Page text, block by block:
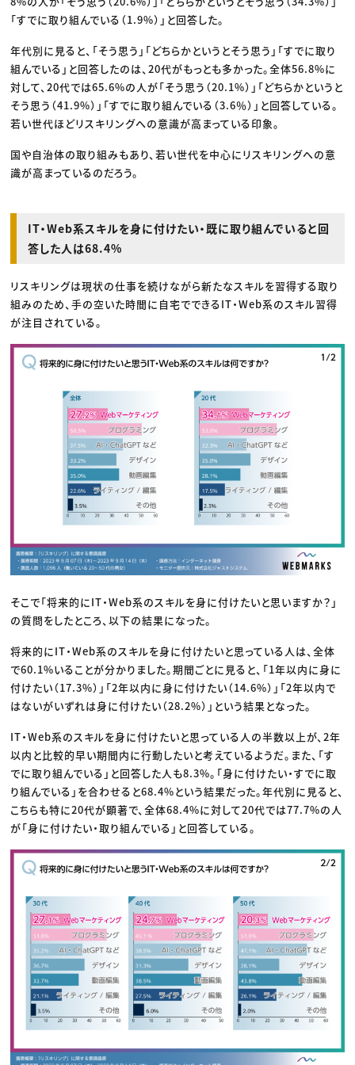
「すでに取り組んでいる（1.9%）」と回答した。
年代別に見ると、「そう思う」「どちらかというとそう思う」「すでに取り
組んでいる」と回答したのは、20代がもっとも多かった。全体56.8%に
対して、20代では65.6%の人が「そう思う（20.1%）」「どちらかというと
そう思う（41.9%）」「すでに取り組んでいる（3.6％）」と回答している。
若い世代ほどリスキリングへの意識が高まっている印象。
国や自治体の取り組みもあり、若い世代を中心にリスキリングへの意
識が高まっているのだろう。
IT・Web系スキルを身に付けたい・既に取り組んでいると回
答した人は68.4%
リスキリングは現状の仕事を続けながら新たなスキルを習得する取り
組みのため、手の空いた時間に自宅でできるIT・Web系のスキル習得
が注目されている。
そこで「将来的にIT・Web系のスキルを身に付けたいと思いますか？」
の質問をしたところ、以下の結果になった。
将来的にIT・Web系のスキルを身に付けたいと思っている人は、全体
で60.1%いることが分かりました。期間ごとに見ると、「1年以内に身に
付けたい（17.3%）」「2年以内に身に付けたい（14.6%）」「2年以内で
はないがいずれは身に付けたい（28.2%）」という結果となった。
IT・Web系のスキルを身に付けたいと思っている人の半数以上が、2年
以内と比較的早い期間内に行動したいと考えているようだ。また、「す
でに取り組んでいる」と回答した人も8.3%。「身に付けたい・すでに取
り組んでいる」を合わせると68.4%という結果だった。年代別に見ると、
こちらも特に20代が顕著で、全体68.4%に対して20代では77.7%の人
が「身に付けたい・取り組んでいる」と回答している。